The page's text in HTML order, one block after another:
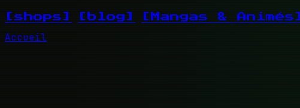
[shops] [blog] [Mangas & Animés]
Accueil